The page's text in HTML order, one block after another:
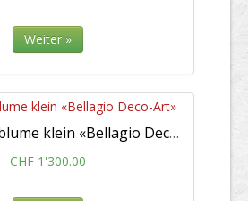
Weiter »
Violette Glasblume klein «Bellagio Deco-Art»
CHF 1'300.00